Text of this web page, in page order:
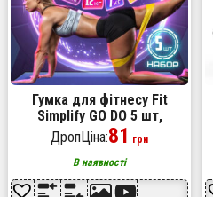
Гумка для фітнесу Fit
Simplify GO DO 5 шт,
спортивна гумка для
тренувань, гума для
тренувань
ДропЦіна:81 грн
В наявності